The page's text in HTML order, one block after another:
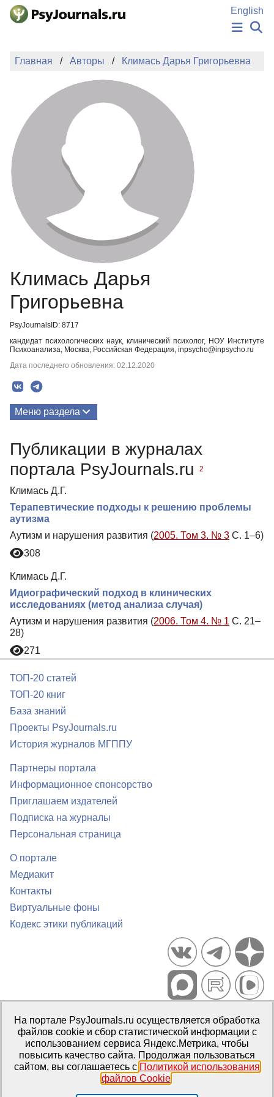
Перейти к основному содержанию
English
НОВОСТИ
АВТОРЫ
ПОДАТЬ РУКОПИСЬ
БАЗА ЗНАНИЙ
КЛЮЧЕВЫЕ СЛОВА
Регистрация
Главная Авторы Климась Дарья Григорьевна
Климась Дарья
Григорьевна
PsyJournalsID: 8717
кандидат психологических наук, клинический психолог, НОУ Институте
Психоанализа, Москва, Российская Федерация, inpsycho@inpsycho.ru
Дата последнего обновления: 02.12.2020
Меню раздела
Биография
Публикации в журналах
портала PsyJournals.ru
2
Климась Д.Г.
Терапевтические подходы к решению проблемы
аутизма
Аутизм и нарушения развития (2005. Том 3. № 3 С. 1–6)
308
Климась Д.Г.
Идиографический подход в клинических
исследованиях (метод анализа случая)
Аутизм и нарушения развития (2006. Том 4. № 1 С. 21–
28)
271
ТОП-20 статей
ТОП-20 книг
База знаний
Проекты PsyJournals.ru
История журналов МГППУ
Партнеры портала
Информационное спонсорство
Приглашаем издателей
Подписка на журналы
Персональная страница
О портале
Медиакит
Контакты
Виртуальные фоны
Кодекс этики публикаций
Портал психологических изданий PsyJournals.ru, 2007–2026
Правила использования материалов
Свидетельство регистрации СМИЭл № ФС77-66447 от 14 июля
2016 г.
Издатель: ФГБОУ ВО МГППУ
На портале PsyJournals.ru осуществляется обработка
файлов cookie и сбор статистической информации с
использованием сервиса Яндекс.Метрика, чтобы
повысить качество сайта. Продолжая пользоваться
сайтом, вы соглашаетесь с Политикой использования
файлов Cookie.